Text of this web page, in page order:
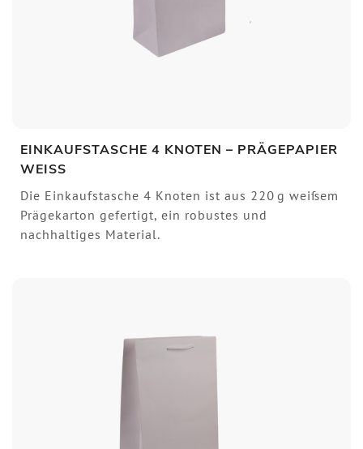
EINKAUFSTASCHE 4 KNOTEN – PRÄGEPAPIER
WEISS
Die Einkaufstasche 4 Knoten ist aus 220 g weißem
Prägekarton gefertigt, ein robustes und
nachhaltiges Material.